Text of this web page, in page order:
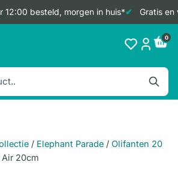
12:00 besteld, morgen in huis* Gratis en
0
/ Elephant Parade / Olifanten 20
20cm